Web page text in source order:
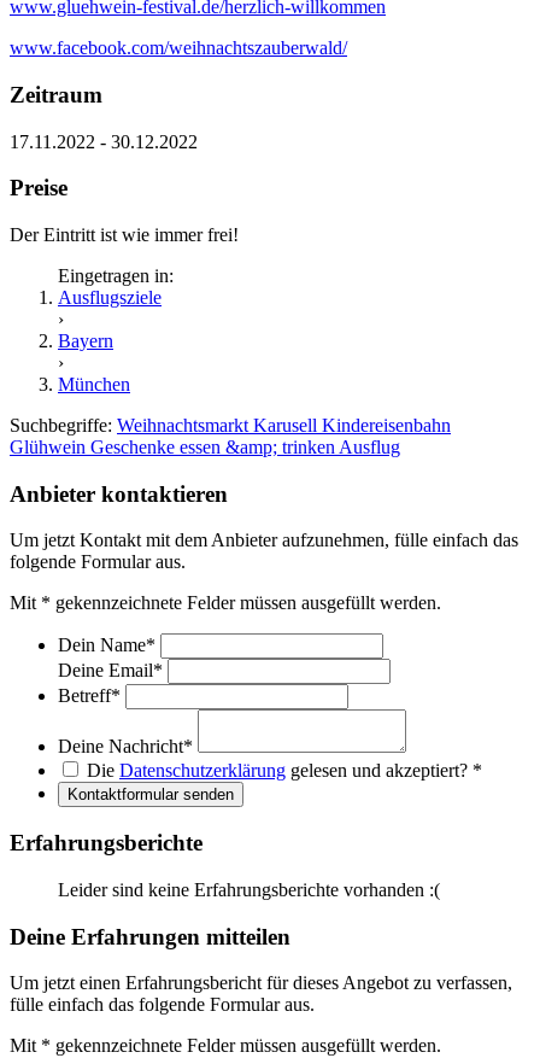
www.gluehwein-festival.de/herzlich-willkommen
www.facebook.com/weihnachtszauberwald/
Zeitraum
17.11.2022 - 30.12.2022
Preise
Der Eintritt ist wie immer frei!
Eingetragen in:
Ausflugsziele
›
Bayern
›
München
Suchbegriffe: Weihnachtsmarkt Karusell Kindereisenbahn
Glühwein Geschenke essen &amp; trinken Ausflug
Anbieter kontaktieren
Um jetzt Kontakt mit dem Anbieter aufzunehmen, fülle einfach das
folgende Formular aus.
Mit * gekennzeichnete Felder müssen ausgefüllt werden.
Dein Name*
Deine Email*
Betreff*
Deine Nachricht*
Die Datenschutzerklärung gelesen und akzeptiert? *
Kontaktformular senden
Erfahrungsberichte
Leider sind keine Erfahrungsberichte vorhanden :(
Deine Erfahrungen mitteilen
Um jetzt einen Erfahrungsbericht für dieses Angebot zu verfassen,
fülle einfach das folgende Formular aus.
Mit * gekennzeichnete Felder müssen ausgefüllt werden.